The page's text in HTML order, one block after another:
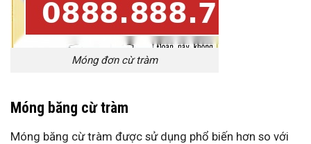
Móng đơn cừ tràm
Móng băng cừ tràm
Móng băng cừ tràm được sử dụng phổ biến hơn so với